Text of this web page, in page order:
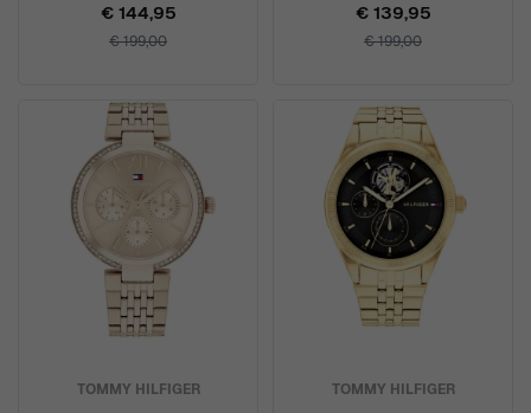
€ 144,95
€ 199,00
€ 139,95
€ 199,00
TOMMY HILFIGER TOMMY HILFIGER